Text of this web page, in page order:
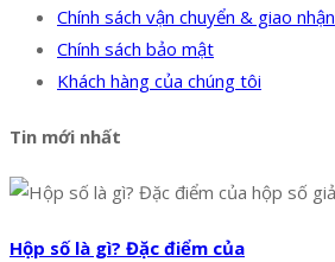
Chính sách vận chuyển & giao nhận
Chính sách bảo mật
Khách hàng của chúng tôi
Tin mới nhất
Hộp số là gì? Đặc điểm của